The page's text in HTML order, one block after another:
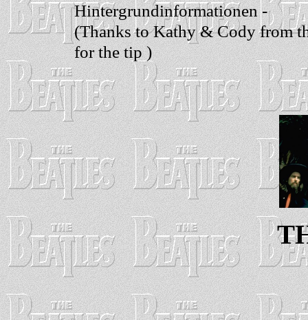
Hintergrundinformationen -
(Thanks to Kathy & Cody from
for the tip )